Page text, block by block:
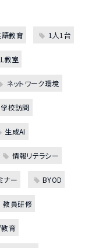
語教育 1人1台
教室
ネットワーク環境
学校訪問
生成AI
情報リテラシー
ナー BYOD
教員研修
教育